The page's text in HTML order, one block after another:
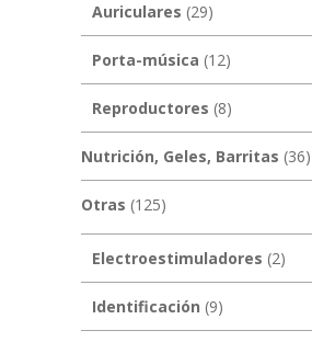
Auriculares (29)
Porta-música (12)
Reproductores (8)
Nutrición, Geles, Barritas (36)
Otras (125)
Electroestimuladores (2)
Identificación (9)